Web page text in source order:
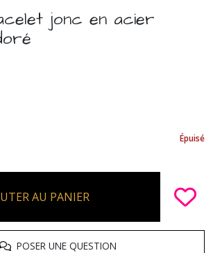
jonc en acier
Épuisé
AU PANIER
POSER UNE QUESTION